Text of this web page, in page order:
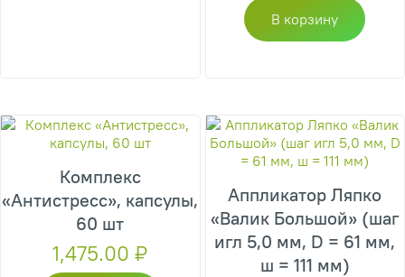
В корзину
Комплекс
«Антистресс», капсулы,
60 шт
1,475.00₽
Аппликатор Ляпко
«Валик Большой» (шаг
игл 5,0 мм, D = 61 мм,
ш = 111 мм)